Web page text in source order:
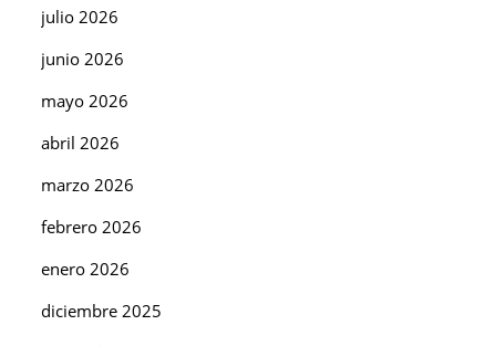
julio 2026
junio 2026
mayo 2026
abril 2026
marzo 2026
febrero 2026
enero 2026
diciembre 2025